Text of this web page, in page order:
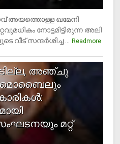
അയത്തൊള്ള ഖമേനി
നോട്ടമിട്ടിരുന്ന അലി
വീട് സന്ദര്‍ശിച്ച ... Readmore
സ്‌ക്രീന്‍
അഞ്ചു
മൊബൈലും
മറ്റ്